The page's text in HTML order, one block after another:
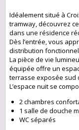
Idéalement situé à
tramway, découvrez
dans une résidence
Dès l’entrée, vous
distribution
La pièce de vie
équipée offre un
terrasse exposée sud
L’espace nuit se
2 chambres
1 salle de douche
WC séparés